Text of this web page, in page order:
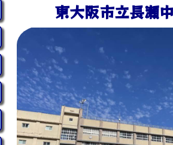
東大阪市立長瀬